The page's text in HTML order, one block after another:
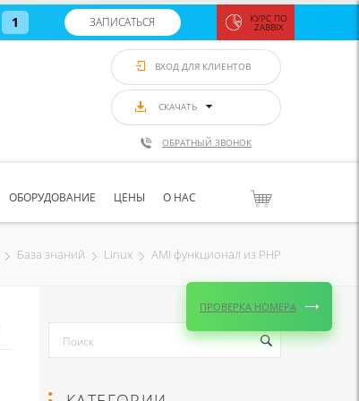
1 ЗАПИСАТЬСЯ КУРС ПО
ZABBIX
ВХОД ДЛЯ КЛИЕНТОВ
СКАЧАТЬ
ОБРАТНЫЙ ЗВОНОК
ОБОРУДОВАНИЕ ЦЕНЫ О НАС
База знаний Linux AMI функционал из PHP
ПРОВЕРКА НОМЕРА